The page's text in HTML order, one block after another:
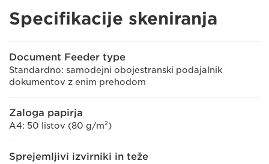
Specifikacije skeniranja
Document Feeder type
Standardno: samodejni obojestranski podajalnik
dokumentov z enim prehodom
Zaloga papirja
A4: 50 listov (80 g/m²)
Sprejemljivi izvirniki in teže